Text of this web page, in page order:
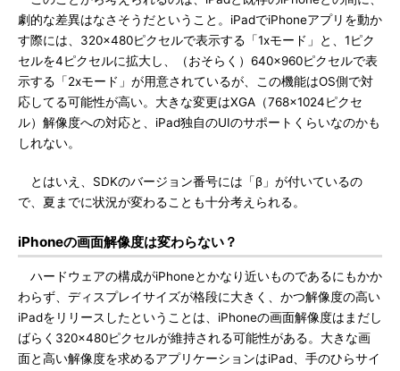
劇的な差異はなさそうだということ。iPadでiPhoneアプリを動か
す際には、320×480ピクセルで表示する「1xモード」と、1ピク
セルを4ピクセルに拡大し、（おそらく）640×960ピクセルで表
示する「2xモード」が用意されているが、この機能はOS側で対
応してる可能性が高い。大きな変更はXGA（768×1024ピクセ
ル）解像度への対応と、iPad独自のUIのサポートくらいなのかも
しれない。
とはいえ、SDKのバージョン番号には「β」が付いているの
で、夏までに状況が変わることも十分考えられる。
iPhoneの画面解像度は変わらない？
ハードウェアの構成がiPhoneとかなり近いものであるにもかか
わらず、ディスプレイサイズが格段に大きく、かつ解像度の高い
iPadをリリースしたということは、iPhoneの画面解像度はまだし
ばらく320×480ピクセルが維持される可能性がある。大きな画
面と高い解像度を求めるアプリケーションはiPad、手のひらサイ